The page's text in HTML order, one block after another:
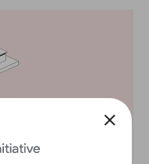
close